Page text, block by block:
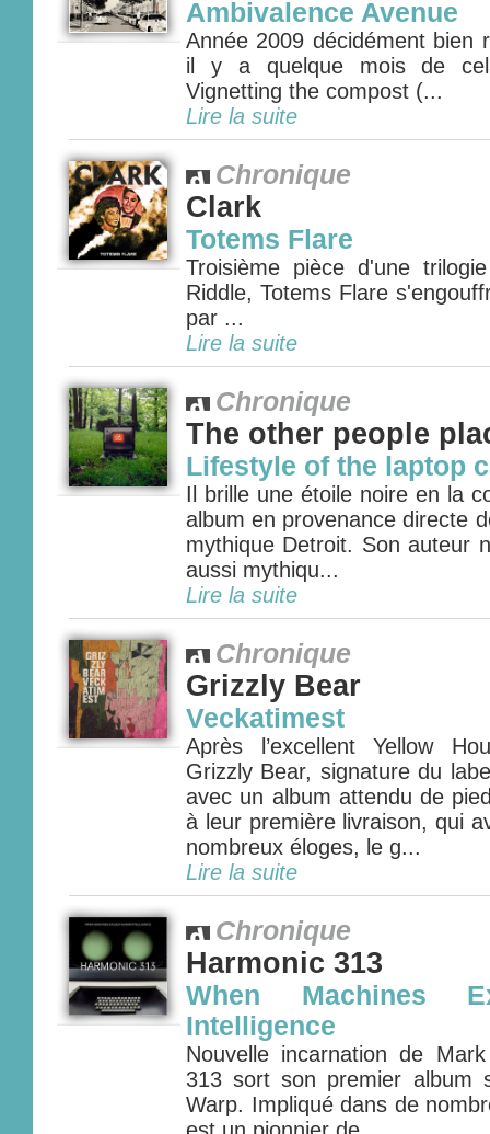
Ambivalence Avenue
Année 2009 décidément bien
il y a quelque mois de
Vignetting the compost (...
Lire la suite
Chronique
Clark
Totems Flare
Troisième pièce d'une
Riddle, Totems Flare
par ...
Lire la suite
Chronique
The other people
Lifestyle of the laptop
Il brille une étoile noire en la
album en provenance directe
mythique Detroit. Son auteur
aussi mythiqu...
Lire la suite
Chronique
Grizzly Bear
Veckatimest
Après l’excellent Yellow
Grizzly Bear, signature du
avec un album attendu de
à leur première livraison, qui
nombreux éloges, le g...
Lire la suite
Chronique
Harmonic 313
When Machines
Intelligence
Nouvelle incarnation de
313 sort son premier album
Warp. Impliqué dans de